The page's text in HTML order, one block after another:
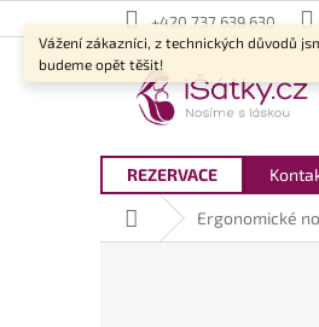
na
obsah
Vážení zákazníci, z technických důvodů
budeme opět těšit!
+420 737 639 630
REZERVACE
Domů Ergonomické